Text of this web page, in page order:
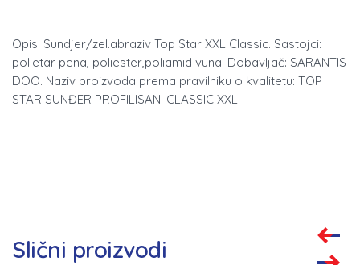
Opis: Sundjer/zel.abraziv Top Star XXL Classic. Sastojci:
polietar pena, poliester,poliamid vuna. Dobavljač: SARANTIS
DOO. Naziv proizvoda prema pravilniku o kvalitetu: TOP
STAR SUNĐER PROFILISANI CLASSIC XXL.
Slični proizvodi